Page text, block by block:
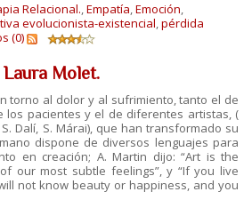
Relacional.,Empatía,Emoción,
evolucionista-existencial,pérdida
(0)
Molet.
torno al dolor y al sufrimiento, tanto el de
pacientes y el de diferentes artistas, (
Dalí, S. Márai), que han transformado su
dispone de diversos lenguajes para
en creación; A. Martin dijo: “Art is the
our most subtle feelings”, y “If you live
not know beauty or happiness, and you